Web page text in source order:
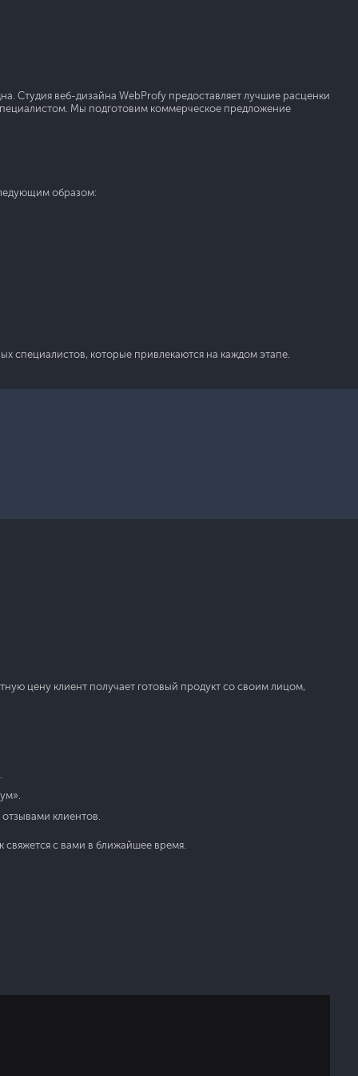
Студия веб-дизайна WebProfy предоставляет лучшие расценки
Мы подготовим коммерческое предложение
образом:
специалистов, которые привлекаются на каждом этапе.
цену клиент получает готовый продукт со своим лицом,
клиентов.
свяжется с вами в ближайшее время.